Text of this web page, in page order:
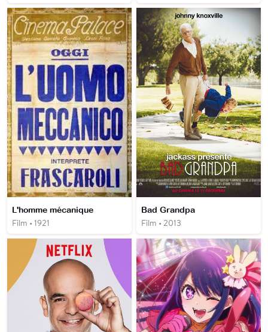
L'homme mécanique
Film • 1921
Bad Grandpa
Film • 2013